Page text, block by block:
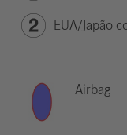
EUA/Japão
Airbag